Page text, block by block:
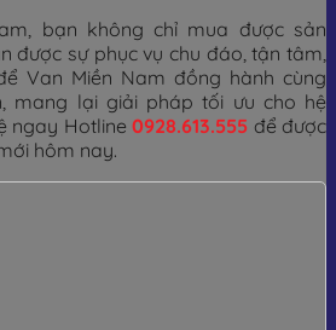
bạn không chỉ mua được sản
được sự phục vụ chu đáo, tận tâm,
Van Miền Nam đồng hành cùng
mang lại giải pháp tối ưu cho hệ
ngay Hotline0928.613.555 để được
hôm nay.